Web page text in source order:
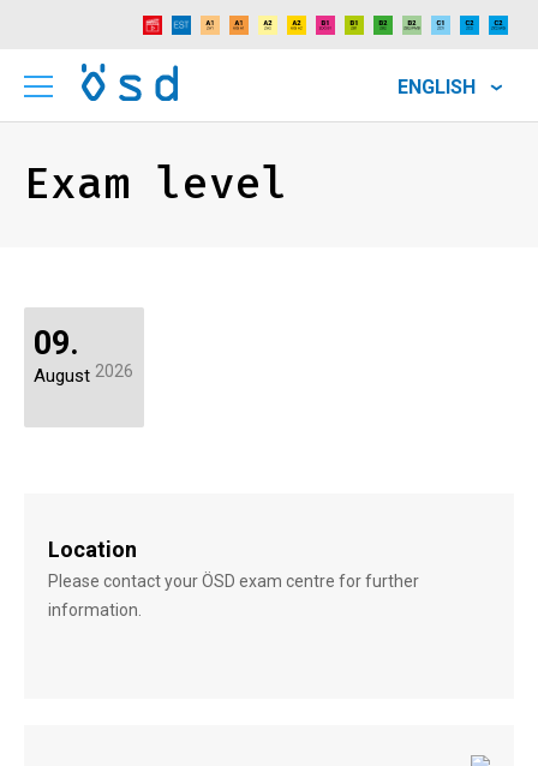
ENGLISH
Exam level
09.
August 2026
Location
Please contact your ÖSD exam centre for further
information.